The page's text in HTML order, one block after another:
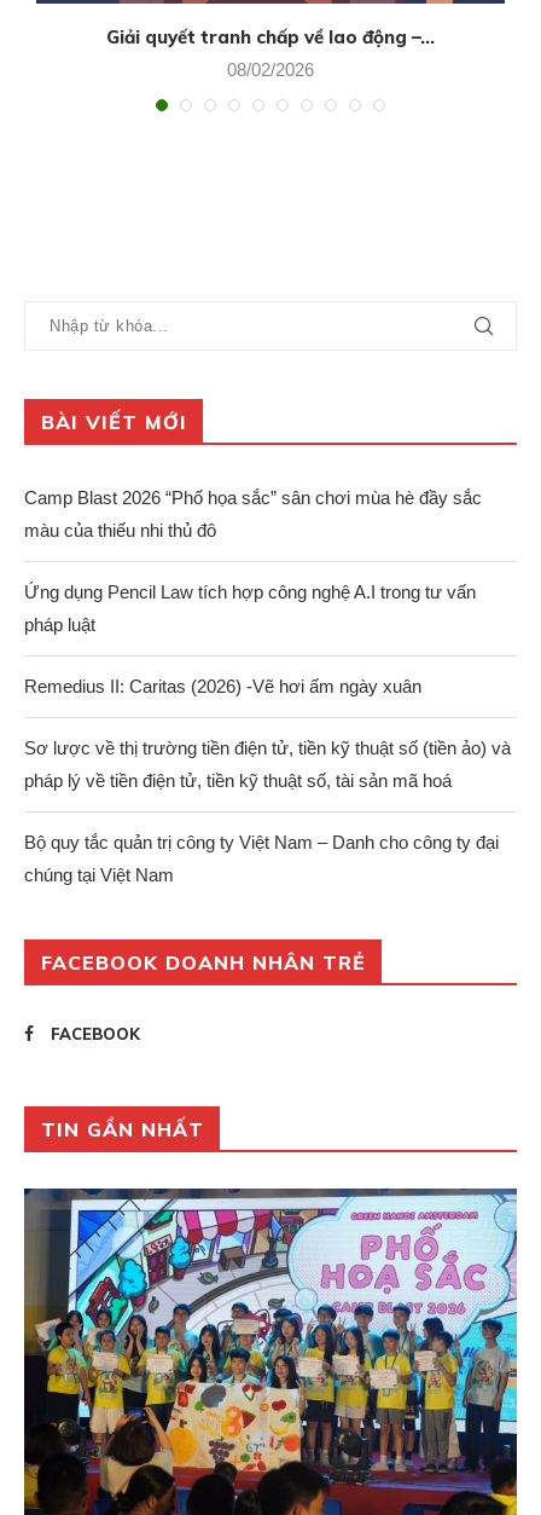
Giải quyết tranh chấp về lao động –...
08/02/2026
BÀI VIẾT MỚI
Camp Blast 2026 “Phố họa sắc” sân chơi mùa hè đầy sắc
màu của thiếu nhi thủ đô
Ứng dụng Pencil Law tích hợp công nghệ A.I trong tư vấn
pháp luật
Remedius II: Caritas (2026) -Vẽ hơi ấm ngày xuân
Sơ lược về thị trường tiền điện tử, tiền kỹ thuật số (tiền ảo) và
pháp lý về tiền điện tử, tiền kỹ thuật số, tài sản mã hoá
Bộ quy tắc quản trị công ty Việt Nam – Danh cho công ty đại
chúng tại Việt Nam
FACEBOOK DOANH NHÂN TRẺ
FACEBOOK
TIN GẦN NHẤT